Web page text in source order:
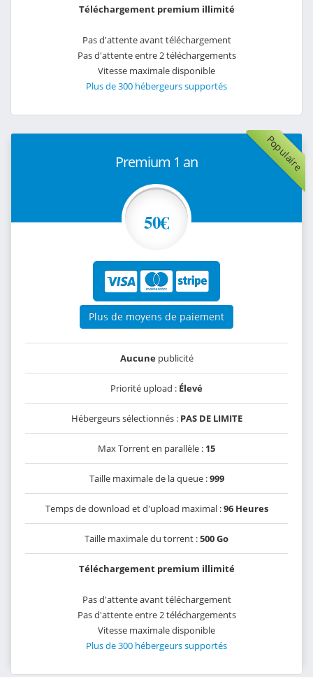
Téléchargement premium illimité
Pas d'attente avant téléchargement
Pas d'attente entre 2 téléchargements
Vitesse maximale disponible
Plus de 300 hébergeurs supportés
Populaire
Premium 1 an
50€
Plus de moyens de paiement
Aucunepublicité
Priorité upload : Élevé
Hébergeurs sélectionnés : PAS DE LIMITE
Max Torrent en parallèle : 15
Taille maximale de la queue :999
Temps de download et d'upload maximal :96 Heures
Taille maximale du torrent :500 Go
Téléchargement premium illimité
Pas d'attente avant téléchargement
Pas d'attente entre 2 téléchargements
Vitesse maximale disponible
Plus de 300 hébergeurs supportés